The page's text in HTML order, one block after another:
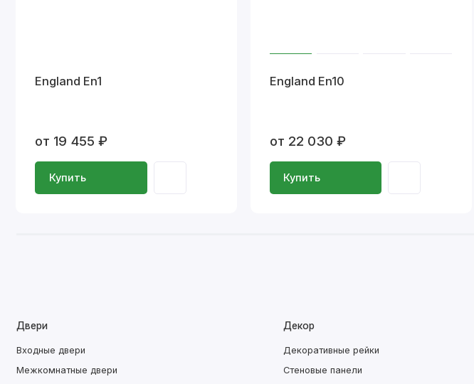
England En1
от 19 455 ₽
Купить
England En10
от 22 030 ₽
Купить
Двери
Входные двери
Межкомнатные двери
Декор
Декоративные рейки
Стеновые панели